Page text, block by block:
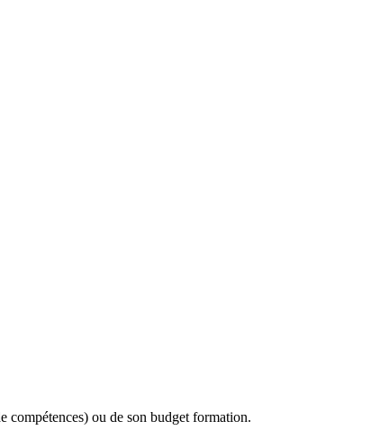
compétences) ou de son budget formation.